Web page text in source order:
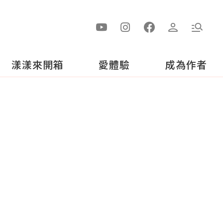
漾漾來開箱 愛體驗 成為作者